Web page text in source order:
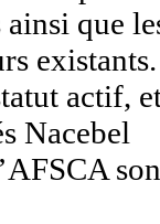
que
existants.
actif,
Nacebel